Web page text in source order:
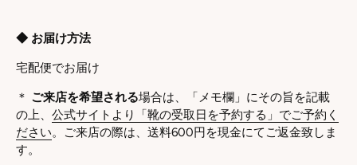
◆ お届け方法
宅配便でお届け
＊ ご来店を希望される場合は、「メモ欄」にその旨を記載
の上、 公式サイトより「靴の受取日を予約する」でご予約く
ださい。ご来店の際は、送料600円を現金にてご返金致しま
す。